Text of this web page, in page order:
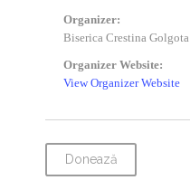
Organizer:
Biserica Crestina Golgota
Organizer Website:
View Organizer Website
Donează